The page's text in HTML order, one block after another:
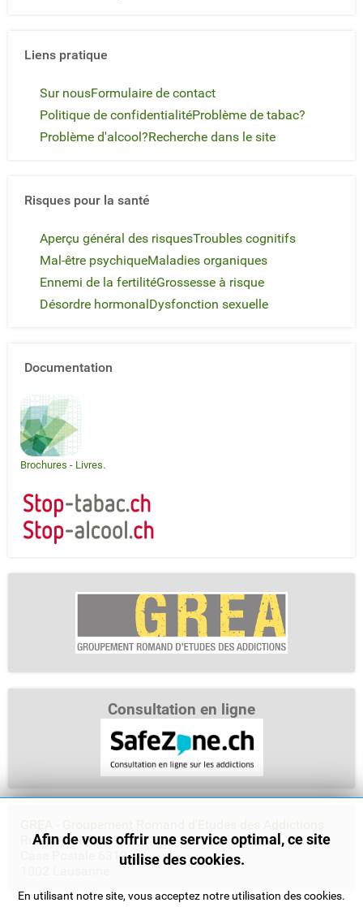
Liens pratique
Sur nousFormulaire de contact
Politique de confidentialitéProblème de tabac?
Problème d'alcool?Recherche dans le site
Risques pour la santé
Aperçu général des risquesTroubles cognitifs
Mal-être psychiqueMaladies organiques
Ennemi de la fertilitéGrossesse à risque
Désordre hormonalDysfonction sexuelle
Documentation
Brochures - Livres.
Consultation en ligne
Rue Saint-Pierre 3
Case Postale 6319
Afin de vous offrir une service optimal, ce site
utilise des cookies.
En utilisant notre site, vous acceptez notre utilisation des cookies.